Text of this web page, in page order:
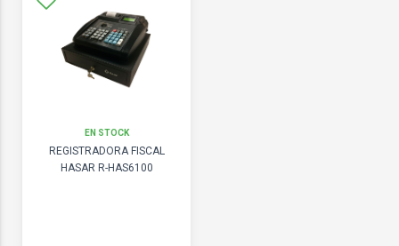
EN STOCK
REGISTRADORA FISCAL
HASAR R-HAS6100